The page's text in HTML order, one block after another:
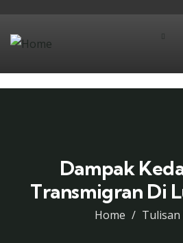
Dampak
Transmigran Di
Home Tulisan